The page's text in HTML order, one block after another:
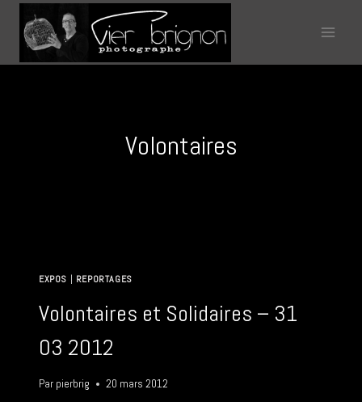
contenu
Volontaires
EXPOS | REPORTAGES
Volontaires et Solidaires – 31
03 2012
Par pierbrig 20 mars 2012